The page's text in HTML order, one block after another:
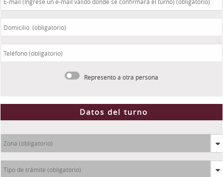
Represento a otra persona
Datos del turno